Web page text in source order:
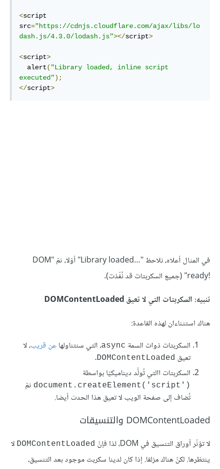
<script
src="https://cdnjs.cloudflare.com/ajax/libs/lo
dash.js/4.3.0/lodash.js"></script>
<script>
  alert
( "Library loaded, inline script
executed");
</script>
في المثال أعلاه، نلاحظ "Library loaded…‎" أوّلا، ثمّ "DOM
ready!‎" (جميع السكربتات قد نُفّذت).
تنبيه: السكربتات التي لا تعيق DOMContentLoaded
هناك استثناءان لهذه القاعدة:
السكربتات ذوات السمة async، التي سنتناولهاعن قريب، لا
تعيق DOMContentLoaded
.
السكربتات االتي تُولَّد ديناميكيّا بواسطة
document.createElement('script')‎ ثمّ
تُضاف إلى صفحة الويب لا تعيق هذا الحدث أيضا.
DOMContentLoaded والتنسيقات
لا تؤثّر أوراق التنسيق في DOM، لذا فإنّ DOMContentLoaded لا
ينتظرها. لكنّ هناك مزلقا. إذا كان لدينا سكربت موجود بعد التنسيق،